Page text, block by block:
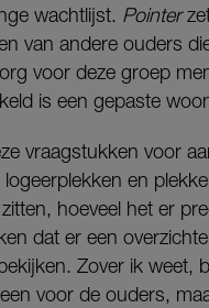
wachtlijst. Pointer
van andere ouders
voor deze groep
is een gepaste
vraagstukken voor
en
hoeveel het er
dat er een
Zover ik weet,
voor de ouders,